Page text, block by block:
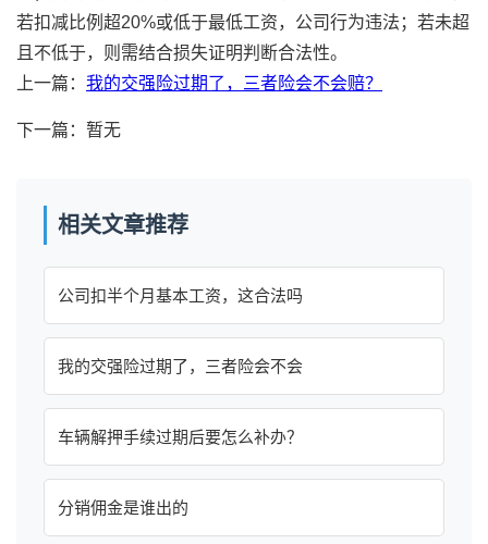
若扣减比例超20%或低于最低工资，公司行为违法；若未超
且不低于，则需结合损失证明判断合法性。
上一篇： 我的交强险过期了，三者险会不会赔？
下一篇：暂无
相关文章推荐
公司扣半个月基本工资，这合法吗
我的交强险过期了，三者险会不会
车辆解押手续过期后要怎么补办？
分销佣金是谁出的